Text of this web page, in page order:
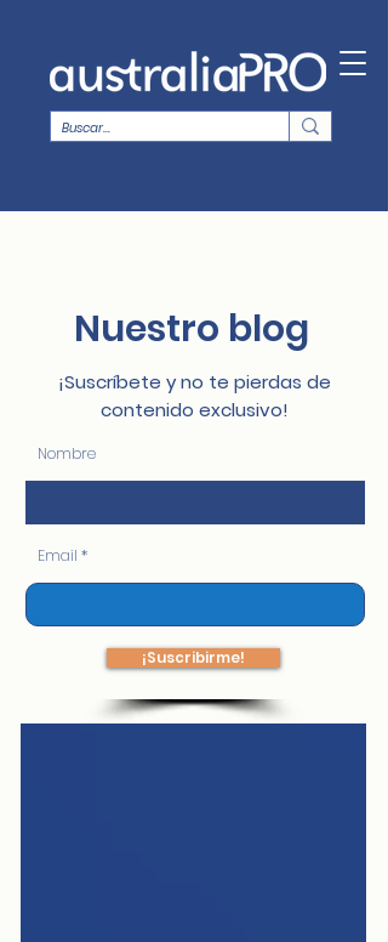
Nuestro blog
¡Suscríbete y no te pierdas de
contenido exclusivo!
Nombre
Email
¡Suscribirme!